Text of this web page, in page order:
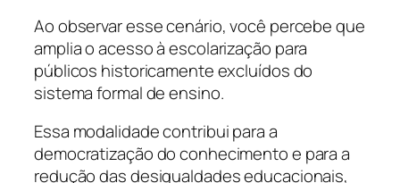
Ao observar esse cenário, você percebe que
amplia o acesso à escolarização para
públicos historicamente excluídos do
sistema formal de ensino.
Essa modalidade contribui para a
democratização do conhecimento e para a
redução das desigualdades educacionais,